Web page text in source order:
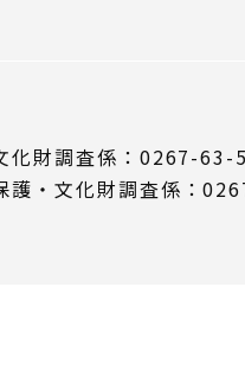
財調査係：0267-63-
・文化財調査係：